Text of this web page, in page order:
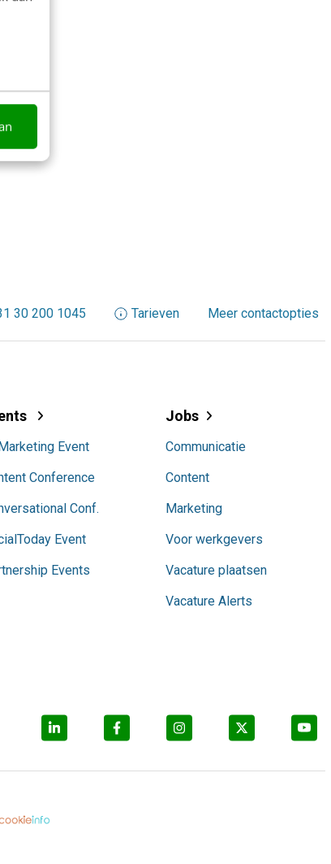
30 200 1045 Tarieven Meer contactopties
Event
Conference
Conf.
Event
Events
Jobs
Communicatie
Content
Marketing
Voor werkgevers
Vacature plaatsen
Vacature Alerts